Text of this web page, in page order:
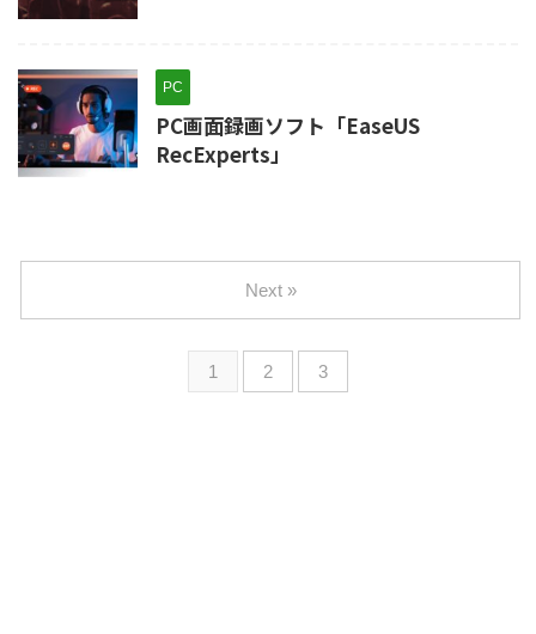
PC
PC画面録画ソフト「EaseUS
RecExperts」
1 2 3
Next »